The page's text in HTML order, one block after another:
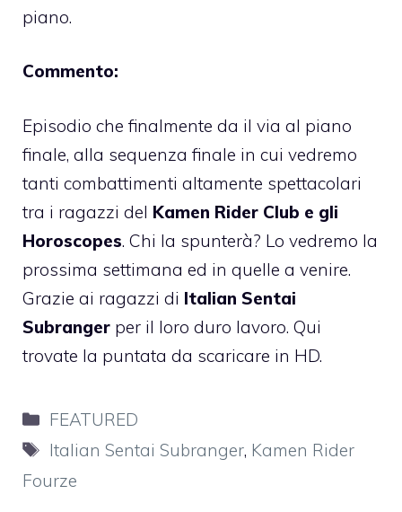
piano.
Commento:
Episodio che finalmente da il via al piano
finale, alla sequenza finale in cui vedremo
tanti combattimenti altamente spettacolari
tra i ragazzi del Kamen Rider Club e gli
Horoscopes. Chi la spunterà? Lo vedremo la
prossima settimana ed in quelle a venire.
Grazie ai ragazzi di Italian Sentai
Subranger per il loro duro lavoro. Qui
trovate la puntata da scaricare in HD.
Categorie
FEATURED
Tag
Italian Sentai Subranger, Kamen Rider
Fourze